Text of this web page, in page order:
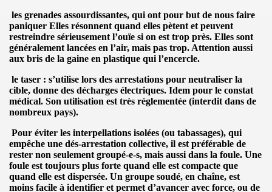
les grenades assourdissantes, qui ont pour but de nous faire
paniquer Elles résonnent quand elles pètent et peuvent
restreindre sérieusement l’ouïe si on est trop près. Elles sont
généralement lancées en l’air, mais pas trop. Attention aussi
aux bris de la gaine en plastique qui l’encercle.
le taser : s’utilise lors des arrestations pour neutraliser la
cible, donne des décharges électriques. Idem pour le constat
médical. Son utilisation est très réglementée (interdit dans de
nombreux pays).
Pour éviter les interpellations isolées (ou tabassages), qui
empêche une dés-arrestation collective, il est préférable de
rester non seulement groupé-e-s, mais aussi dans la foule. Une
foule est toujours plus forte quand elle est compacte que
quand elle est dispersée. Un groupe soudé, en chaîne, est
moins facile à identifier et permet d’avancer avec force, ou de
PLANETE
manif...